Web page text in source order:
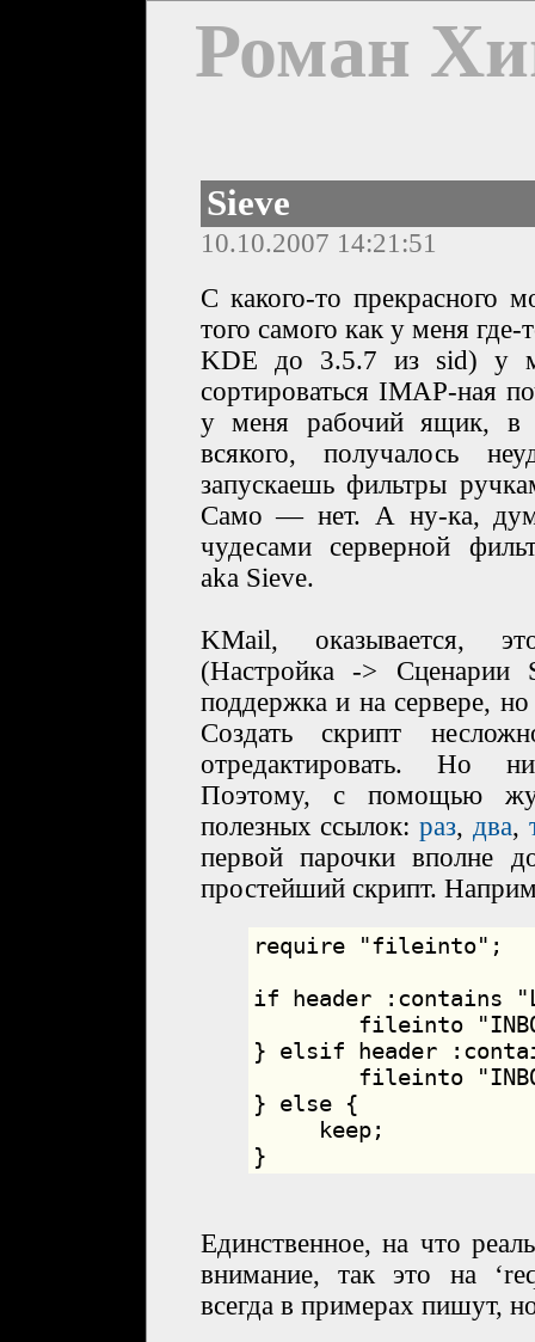
Роман
Sieve
10.10.2007 14:21:51
С какого-то прекрасного
того самого как у меня
KDE до 3.5.7 из sid) у
сортироваться IMAP-ная
у меня рабочий ящик, в
всякого, получалось
запускаешь фильтры
Само — нет. А ну-ка,
чудесами серверной
aka Sieve.
KMail, оказывается,
(Настройка -> Сценарии
поддержка и на сервере,
Создать скрипт
отредактировать. Но
Поэтому, с помощью
полезных ссылок:раз,два,
первой парочки вполне
простейший скрипт.
require "fileinto";
if header :contains
} elsif header
} else {
     keep;
Единственное, на что
внимание, так это на
всегда в примерах пишут,